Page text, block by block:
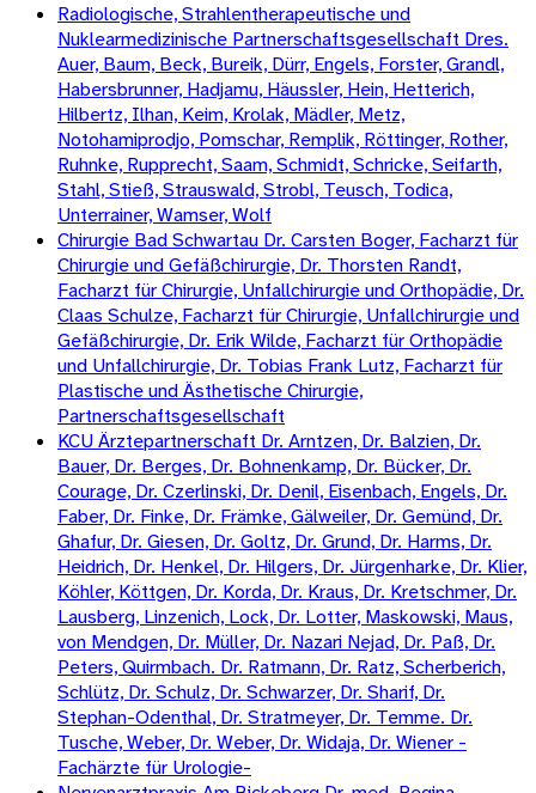
Radiologische, Strahlentherapeutische und
Nuklearmedizinische Partnerschaftsgesellschaft Dres.
Auer, Baum, Beck, Bureik, Dürr, Engels, Forster, Grandl,
Habersbrunner, Hadjamu, Häussler, Hein, Hetterich,
Hilbertz, Ilhan, Keim, Krolak, Mädler, Metz,
Notohamiprodjo, Pomschar, Remplik, Röttinger, Rother,
Ruhnke, Rupprecht, Saam, Schmidt, Schricke, Seifarth,
Stahl, Stieß, Strauswald, Strobl, Teusch, Todica,
Unterrainer, Wamser, Wolf
Chirurgie Bad Schwartau Dr. Carsten Boger, Facharzt für
Chirurgie und Gefäßchirurgie, Dr. Thorsten Randt,
Facharzt für Chirurgie, Unfallchirurgie und Orthopädie, Dr.
Claas Schulze, Facharzt für Chirurgie, Unfallchirurgie und
Gefäßchirurgie, Dr. Erik Wilde, Facharzt für Orthopädie
und Unfallchirurgie, Dr. Tobias Frank Lutz, Facharzt für
Plastische und Ästhetische Chirurgie,
Partnerschaftsgesellschaft
KCU Ärztepartnerschaft Dr. Arntzen, Dr. Balzien, Dr.
Bauer, Dr. Berges, Dr. Bohnenkamp, Dr. Bücker, Dr.
Courage, Dr. Czerlinski, Dr. Denil, Eisenbach, Engels, Dr.
Faber, Dr. Finke, Dr. Främke, Gälweiler, Dr. Gemünd, Dr.
Ghafur, Dr. Giesen, Dr. Goltz, Dr. Grund, Dr. Harms, Dr.
Heidrich, Dr. Henkel, Dr. Hilgers, Dr. Jürgenharke, Dr. Klier,
Köhler, Köttgen, Dr. Korda, Dr. Kraus, Dr. Kretschmer, Dr.
Lausberg, Linzenich, Lock, Dr. Lotter, Maskowski, Maus,
von Mendgen, Dr. Müller, Dr. Nazari Nejad, Dr. Paß, Dr.
Peters, Quirmbach. Dr. Ratmann, Dr. Ratz, Scherberich,
Schlütz, Dr. Schulz, Dr. Schwarzer, Dr. Sharif, Dr.
Stephan-Odenthal, Dr. Stratmeyer, Dr. Temme. Dr.
Tusche, Weber, Dr. Weber, Dr. Widaja, Dr. Wiener -
Fachärzte für Urologie-